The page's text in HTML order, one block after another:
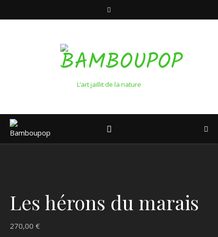
L’art jaillit de la nature
Les hérons du marais
270,00 €